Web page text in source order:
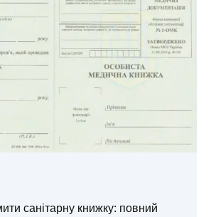
санітарну книжку: повний